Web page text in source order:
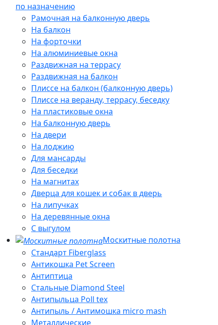
по назначению
Рамочная на балконную дверь
На балкон
На форточки
На алюминиевые окна
Раздвижная на террасу
Раздвижная на балкон
Плиссе на балкон (балконную дверь)
Плиссе на веранду, террасу, беседку
На пластиковые окна
На балконную дверь
На двери
На лоджию
Для мансарды
Для беседки
На магнитах
Дверца для кошек и собак в дверь
На липучках
На деревянные окна
С выгулом
Москитные полотна
Стандарт Fiberglass
Антикошка Pet Screen
Антиптица
Стальные Diamond Steel
Антипыльца Poll tex
Антипыль / Антимошка micro mash
Металлические